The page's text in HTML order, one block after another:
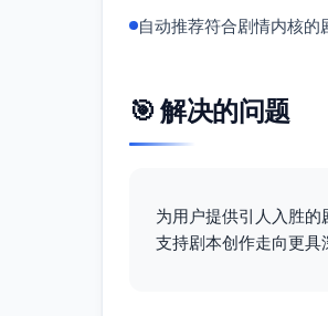
气氛营造：通过叠
6. 创新元素
心。
自动推荐符合剧情内核的
🎯 解决的问题
为用户提供引人入胜的
支持剧本创作走向更具